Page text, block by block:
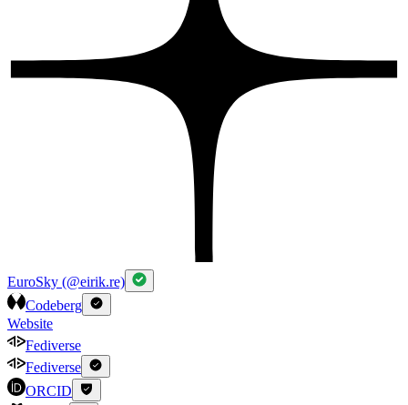
EuroSky (@eirik.re)
Codeberg
Website
Fediverse
Fediverse
ORCID